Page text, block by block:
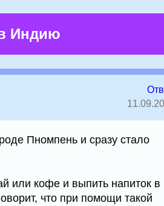
Индию
Пномпень и сразу стало
или кофе и выпить напиток в
что при помощи такой